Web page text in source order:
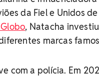
da Fiel e Unidos
, Natacha
marcas
com a polícia. Em